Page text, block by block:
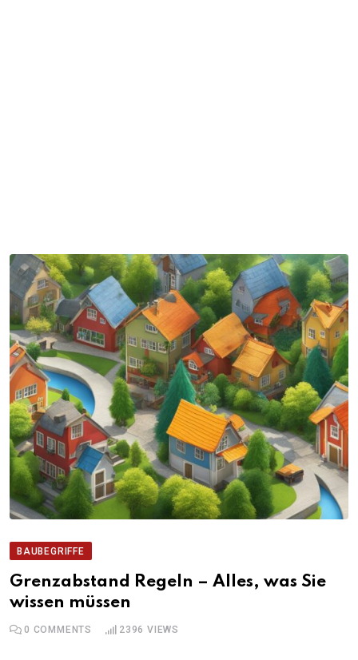
BAUBEGRIFFE
Grenzabstand Regeln – Alles, was Sie
wissen müssen
0 COMMENTS 2396 VIEWS